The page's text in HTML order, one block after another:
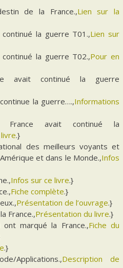
de la France.,Lien sur la
la guerre T01.,Lien sur
la guerre T02.,Pour en
avait continué la guerre
la guerre….,Informations
avait continué la
.}
des meilleurs voyants et
et dans le Monde.,Infos
Infos sur ce livre.}
Fiche complète.}
Présentation de l’ouvrage.}
France.,Présentation du livre.}
marqué la France.,Fiche du
.}
Applications.,Description de